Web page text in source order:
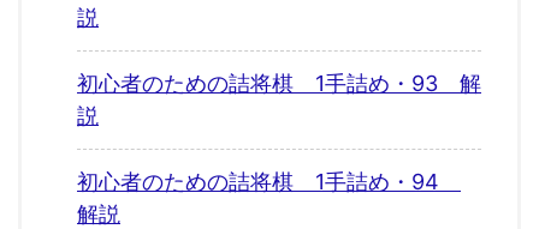
説
初心者のための詰将棋 1手詰め・93 解
説
初心者のための詰将棋 1手詰め・94
解説